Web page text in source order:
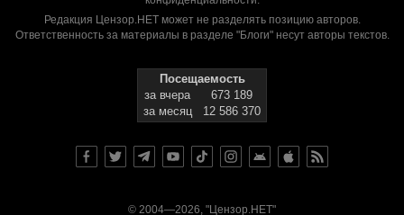
Редакция Цензор.НЕТ может не разделять позицию авторов.
Ответственность за материалы в разделе "Блоги" несут авторы текстов.
Посещаемость
за вчера
673 189
за месяц
12 586 370
© 2004—2026, "Цензор.НЕТ"